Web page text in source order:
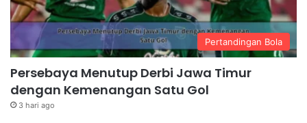
Pertandingan Bola
Persebaya Menutup Derbi Jawa Timur
dengan Kemenangan Satu Gol
3 hari ago